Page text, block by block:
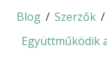
CIKKEK
TŐZSDE FÓRUM
Blog / Szerzők /